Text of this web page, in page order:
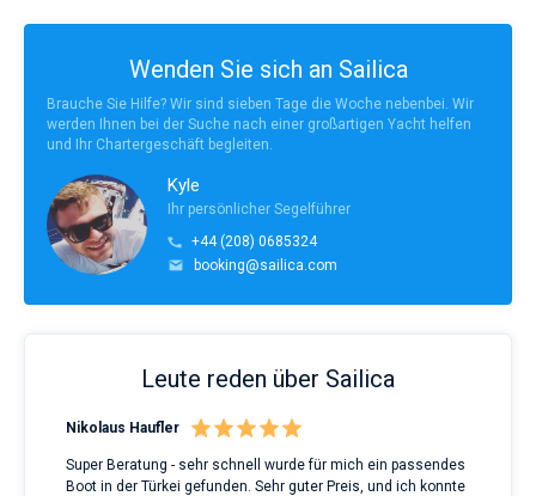
Wenden Sie sich an Sailica
Brauche Sie Hilfe? Wir sind sieben Tage die Woche nebenbei. Wir
werden Ihnen bei der Suche nach einer großartigen Yacht helfen
und Ihr Chartergeschäft begleiten.
Kyle
Ihr persönlicher Segelführer
+44 (208) 0685324
booking@sailica.com
Leute reden über Sailica
Nikolaus Haufler
Super Beratung - sehr schnell wurde für mich ein passendes
Boot in der Türkei gefunden. Sehr guter Preis, und ich konnte